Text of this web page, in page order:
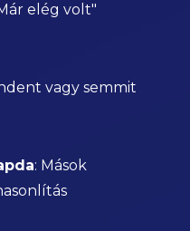
elég volt"
vagy semmit
: Mások